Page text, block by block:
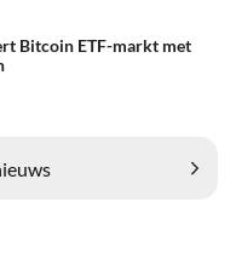
Bitcoin ETF-markt met